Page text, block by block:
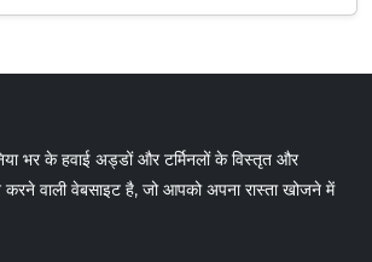
के हवाई अड्डों और टर्मिनलों के विस्तृत और
करने वाली वेबसाइट है, जो आपको अपना रास्ता खोजने में